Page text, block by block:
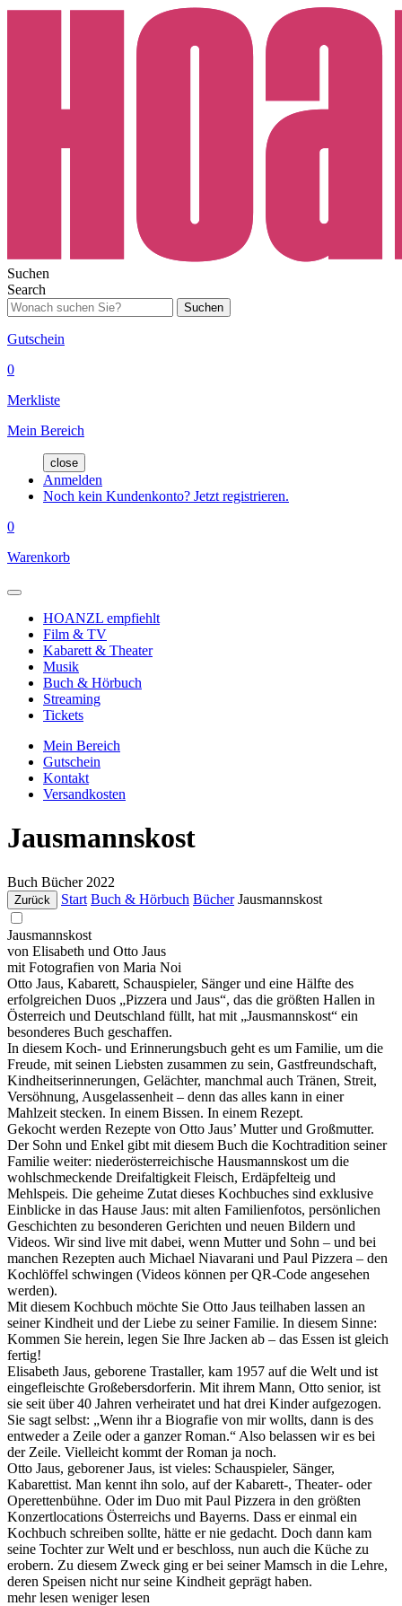
Suchen
Search
Suchen
Gutschein
0
Merkliste
Mein Bereich
close
Anmelden
Noch kein Kundenkonto? Jetzt registrieren.
0
Warenkorb
HOANZL empfiehlt
Film & TV
Kabarett & Theater
Musik
Buch & Hörbuch
Streaming
Tickets
Mein Bereich
Gutschein
Kontakt
Versandkosten
Jausmannskost
Buch Bücher 2022
Zurück Start Buch & Hörbuch Bücher Jausmannskost
Jausmannskost
von Elisabeth und Otto Jaus
mit Fotografien von Maria Noi
Otto Jaus, Kabarett, Schauspieler, Sänger und eine Hälfte des
erfolgreichen Duos „Pizzera und Jaus“, das die größten Hallen in
Österreich und Deutschland füllt, hat mit „Jausmannskost“ ein
besonderes Buch geschaffen.
In diesem Koch- und Erinnerungsbuch geht es um Familie, um die
Freude, mit seinen Liebsten zusammen zu sein, Gastfreundschaft,
Kindheitserinnerungen, Gelächter, manchmal auch Tränen, Streit,
Versöhnung, Ausgelassenheit – denn das alles kann in einer
Mahlzeit stecken. In einem Bissen. In einem Rezept.
Gekocht werden Rezepte von Otto Jaus’ Mutter und Großmutter.
Der Sohn und Enkel gibt mit diesem Buch die Kochtradition seiner
Familie weiter: niederösterreichische Hausmannskost um die
wohlschmeckende Dreifaltigkeit Fleisch, Erdäpfelteig und
Mehlspeis. Die geheime Zutat dieses Kochbuches sind exklusive
Einblicke in das Hause Jaus: mit alten Familienfotos, persönlichen
Geschichten zu besonderen Gerichten und neuen Bildern und
Videos. Wir sind live mit dabei, wenn Mutter und Sohn – und bei
manchen Rezepten auch Michael Niavarani und Paul Pizzera – den
Kochlöffel schwingen (Videos können per QR-Code angesehen
werden).
Mit diesem Kochbuch möchte Sie Otto Jaus teilhaben lassen an
seiner Kindheit und der Liebe zu seiner Familie. In diesem Sinne:
Kommen Sie herein, legen Sie Ihre Jacken ab – das Essen ist gleich
fertig!
Elisabeth Jaus, geborene Trastaller, kam 1957 auf die Welt und ist
eingefleischte Großebersdorferin. Mit ihrem Mann, Otto senior, ist
sie seit über 40 Jahren verheiratet und hat drei Kinder aufgezogen.
Sie sagt selbst: „Wenn ihr a Biografie von mir wollts, dann is des
entweder a Zeile oder a ganzer Roman.“ Also belassen wir es bei
der Zeile. Vielleicht kommt der Roman ja noch.
Otto Jaus, geborener Jaus, ist vieles: Schauspieler, Sänger,
Kabarettist. Man kennt ihn solo, auf der Kabarett-, Theater- oder
Operettenbühne. Oder im Duo mit Paul Pizzera in den größten
Konzertlocations Österreichs und Bayerns. Dass er einmal ein
Kochbuch schreiben sollte, hätte er nie gedacht. Doch dann kam
seine Tochter zur Welt und er beschloss, nun auch die Küche zu
erobern. Zu diesem Zweck ging er bei seiner Mamsch in die Lehre,
deren Speisen nicht nur seine Kindheit geprägt haben.
mehr lesen weniger lesen